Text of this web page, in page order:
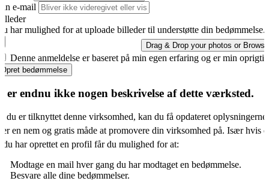
e-mail
har mulighed for at uploade billeder til understøtte din bedømmelse.
Drag & Drop your photos or Browse
Denne anmeldelse er baseret på min egen erfaring og er min
Opret bedømmelse
er endnu ikke nogen beskrivelse af dette værksted.
du er tilknyttet denne virksomhed, kan du få opdateret oplysningerne.
er en nem og gratis måde at promovere din virksomhed på. Især hvis
du har oprettet en profil får du mulighed for at:
Modtage en mail hver gang du har modtaget en bedømmelse.
Besvare alle dine bedømmelser.